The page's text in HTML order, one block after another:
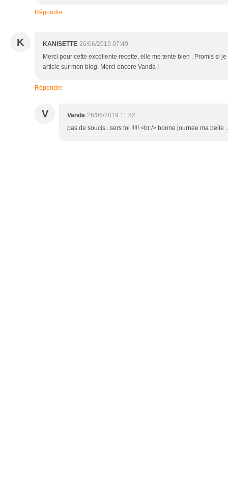
Répondre
K KANISETTE 26/06/2019 07:49
Merci pour cette excellente recette, elle me tente bien . Promis si
article sur mon blog. Merci encore Vanda !
Répondre
V Vanda 26/06/2019 11:52
pas de soucis...sers toi !!!!! <br /> bonne journee ma belle